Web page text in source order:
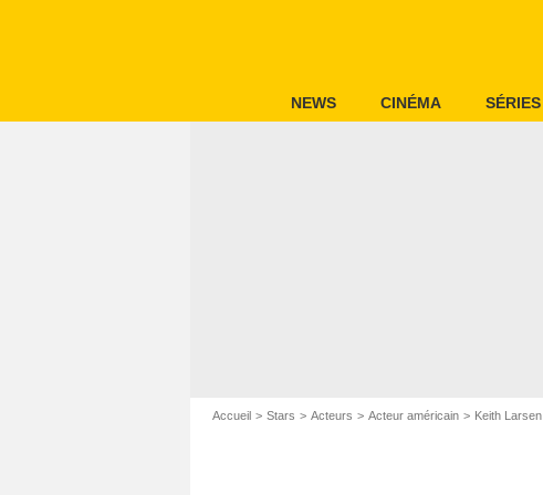
NEWS CINÉMA SÉRIES
Accueil Stars Acteurs Acteur américain Keith Larsen